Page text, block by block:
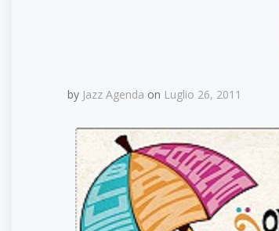
by Jazz Agenda on Luglio 26, 2011